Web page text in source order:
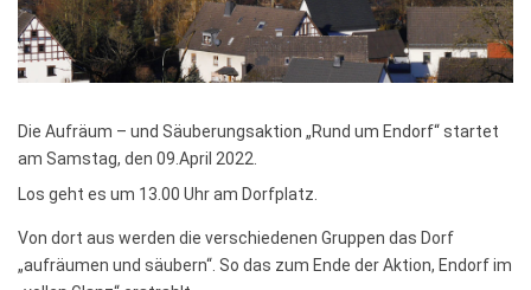
Die Aufräum – und Säuberungsaktion „Rund um Endorf“ startet
am Samstag, den 09.April 2022.
Los geht es um 13.00 Uhr am Dorfplatz.
Von dort aus werden die verschiedenen Gruppen das Dorf
„aufräumen und säubern“. So das zum Ende der Aktion, Endorf im